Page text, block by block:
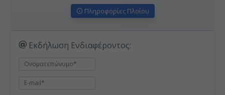
Πληροφορίες Πλοίου
Εκδήλωση Ενδιαφέροντος: